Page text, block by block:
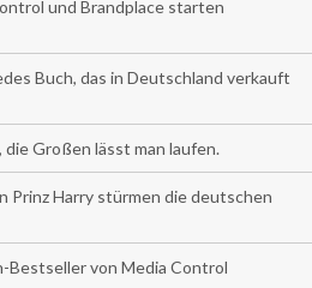
und Brandplace starten
Buch, das in Deutschland verkauft
Großen lässt man laufen.
Prinz Harry stürmen die deutschen
Bestseller von Media Control